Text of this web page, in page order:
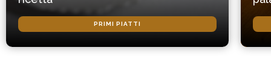
PRIMI PIATTI